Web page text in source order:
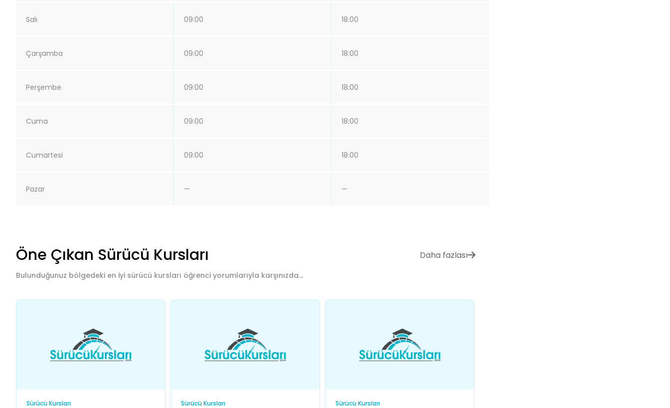
Salı 09:00 18:00
Çarşamba 09:00 18:00
Perşembe 09:00 18:00
Cuma 09:00 18:00
Cumartesi 09:00 18:00
Pazar — —
Öne Çıkan Sürücü Kursları Daha fazlası
Bulunduğunuz bölgedeki en iyi sürücü kursları öğrenci yorumlarıyla karşınızda...
Sürücü Kursları Sürücü Kursları Sürücü Kursları